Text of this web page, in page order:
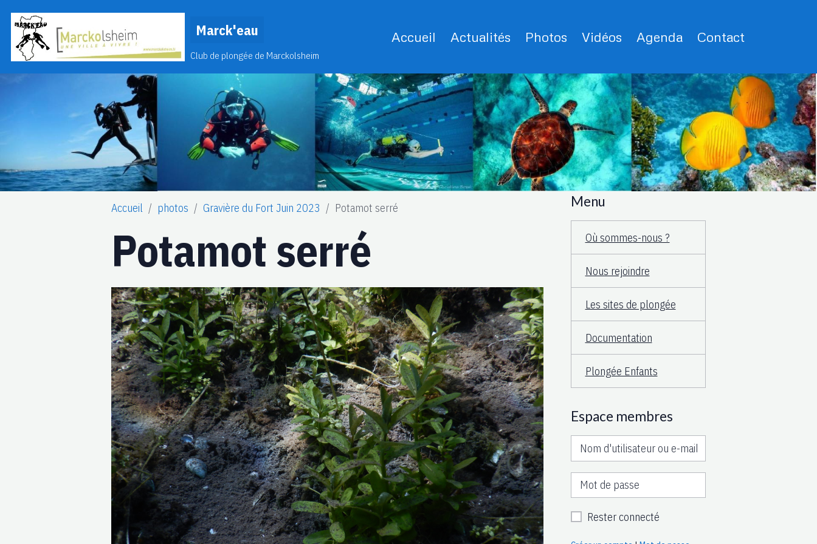
Marck'eau
Club de plongée de Marckolsheim
Accueil Actualités Photos Vidéos Agenda Contact
Accueil photos Gravière du Fort Juin 2023 Potamot serré
Potamot serré
Menu
Où sommes-nous ?
Nous rejoindre
Les sites de plongée
Documentation
Plongée Enfants
Espace membres
Rester connecté